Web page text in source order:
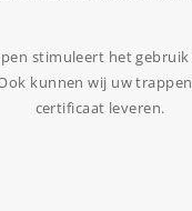
stimuleert het
kunnen wij uw
certificaat leveren.